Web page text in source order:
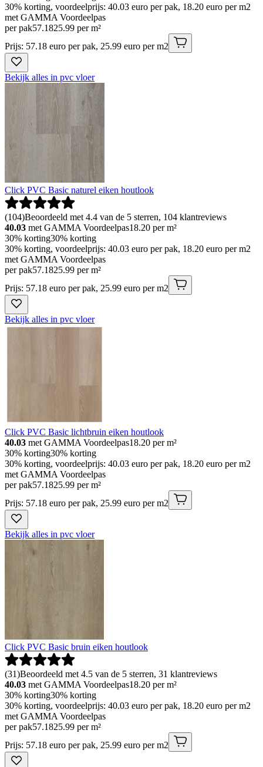
30% korting, voordeelprijs: 40.03 euro per pak, 18.20 euro per m2
met GAMMA Voordeelpas
per pak57.1825.99 per m²
Prijs: 57.18 euro per pak, 25.99 euro per m2
Bekijk alles in pvc vloer
Click PVC Basic naturel eiken houtlook
(104)Beoordeeld met 4.4 van de 5 sterren, 104 klantreviews
40.03 met GAMMA Voordeelpas18.20 per m²
30% korting30% korting
30% korting, voordeelprijs: 40.03 euro per pak, 18.20 euro per m2
met GAMMA Voordeelpas
per pak57.1825.99 per m²
Prijs: 57.18 euro per pak, 25.99 euro per m2
Bekijk alles in pvc vloer
Click PVC Basic lichtbruin eiken houtlook
40.03 met GAMMA Voordeelpas18.20 per m²
30% korting30% korting
30% korting, voordeelprijs: 40.03 euro per pak, 18.20 euro per m2
met GAMMA Voordeelpas
per pak57.1825.99 per m²
Prijs: 57.18 euro per pak, 25.99 euro per m2
Bekijk alles in pvc vloer
Click PVC Basic bruin eiken houtlook
(31)Beoordeeld met 4.5 van de 5 sterren, 31 klantreviews
40.03 met GAMMA Voordeelpas18.20 per m²
30% korting30% korting
30% korting, voordeelprijs: 40.03 euro per pak, 18.20 euro per m2
met GAMMA Voordeelpas
per pak57.1825.99 per m²
Prijs: 57.18 euro per pak, 25.99 euro per m2